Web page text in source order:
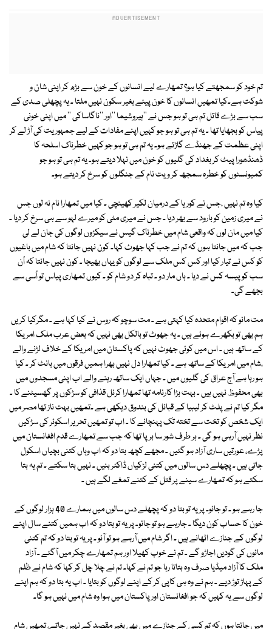
تم خود کو سمجھتے کیا ہو؟ تمھارے لیے انسانوں کے خون سے بڑھ کر اپنی شان و
شوکت ہے۔کیا تمھیں انسانوں کا خون پیئے بغیر سکون نہیں ملتا ۔ یہ پچھلی صدی کے
سب سے بڑے قاتل تم ہی تو ہو جس نے ''ہیروشیما ''اور ''ناگاساکی '' میں اپنی خونی
پیاس کو بجھایا تھا ۔ یہ تم ہی تو ہو جو کہیں اپنے مفادات کے لیے جمہوریت کی آڑ لے کر
اپنی عظمت کے جھنڈے گاڑتے ہو۔ یہ تم ہی تو ہو جو کہیں خطرناک اسلحہ کا
ڈھنڈھورا پیٹ کر بغداد کی گلیوں کو خون میں نہلا دیتے ہو۔ یہ تم ہی تو ہو جو
کمیونسٹوں کو خطرہ سمجھ کر ویت نام کے جنگلوں کو سرخ کر دیتے ہو۔
کیا وہ تم نہیں ،جس نے کوریا کے درمیان لکیر کھینچی ۔ کیا میں تمھارا نام نہ لوں جس
نے میری زمین کو بارود سے بھر دیا ۔ جس نے میری مٹی کو میرے لہو سے ہی سرخ کر دیا ۔
کیا میں مان لوں کہ واقعی شام میں خطرناک گیس نے سیکڑوں لوگوں کی جان لے لی
جب کہ میں جانتا ہوں کہ تم نے جب کہا جھوٹ کہا۔ کون نہیں جانتا کہ شام میں باغیوں
کو کس نے تیار کیا اور کس کس ملک سے لوگوں کو یہاں بھیجا ۔ کون نہیں جانتا کہ اُن
سب کو پیسہ کس نے دیا ۔ ہاں مار دو ۔ تباہ کر دو شام کو ۔ کیوں تمھاری پیاس تو اُسی سے
بجھے گی۔
مت مانو کہ اقوام متحدہ کیا کہتی ہے ۔ مت سوچو کہ روس نے کیا کہا ہے ۔ مگرکیا کریں
ہم بھی تو بکھرے ہوئے ہیں ۔ یہ جھوٹ تو بالکل بھی نہیں کہ بعض عرب ملک امریکا
کے ساتھ ہیں ۔ اس میں کوئی جھوٹ نہیں کہ پاکستان میں امریکا کے خلاف لڑنے والے
،شام میں امریکا کے ساتھ ہے ۔ کیا تمھارا دل نہیں بھرا ہمیں فرقوں میں بانٹ کر ۔ کیا
ہو رہا ہے آج عراق کی گلیوں میں ۔ جہاں ایک ساتھ رہنے والے اب اپنی مسجدوں میں
بھی محفوظ نہیں ہیں ۔ بہت بڑا کارنامہ تھا تمھارا کرنل قذافی کو سڑکوں پر گھسیٹنے کا ۔
مگر کیا تم نے پلٹ کر لیبیا کے قبائل کی بندوق دیکھی ہے ۔تمھیں بہت ناز تھا مصر میں
ایک شخص کو تخت سے تختہ تک پہنچانے کا ۔ اب تو تمھیں تحریر اسکوئر کی سڑکیں
نظر نہیں آرہی ہو گی ۔ ہر طرف شور سا برپا تھا کہ جب سے تمھارے قدم افغانستان میں
پڑے، عورتیں ساری آزاد ہو گئیں ۔ مجھے کچھ بتا دو کہ اب وہاں کتنی بچیاں اسکول
جاتی ہیں ۔ پچھلے دس سالوں میں کتنی لڑکیاں ڈاکٹر بنیں ۔ نہیں بتا سکتے ۔ تم یہ بتا
سکتے ہو کہ تمھارے سینے پر قتل کے کتنے تمغے لگے ہیں ۔
جا رہے ہو ۔ تو جائو۔ پر یہ تو بتا دو کہ پچھلے دس سالوں میں ہمارے 40 ہزار لوگوں کے
خون کا حساب کون دیگا ۔ جارہے ہو تو جائو۔ پر یہ تو بتا دو کہ اب ہمیں کتنے سال اپنے
لوگوں کے جنازے اٹھانے ہیں ۔ اگر شام میں آرہے ہو تو آئو ۔ پر یہ تو بتا دو کہ تم کتنی
مائوں کی گودیں اجاڑو گے ۔ تم نے خوب کھیلا اور ہم تمھارے چکر میں آگئے ۔ آزاد
ملک کا آزاد میڈیا صرف وہ بتاتا رہا جو تم نے کہا۔ تم نے چلا چل کر کہا کہ شام نے ظلم
کے پہاڑ توڑ دیے ۔ ہم نے وہ ہی کاپی کر کے اپنے لوگوں کو بتایا ۔ اب یہ بتا دو کہ ہم اپنے
لوگوں سے یہ کہیں کہ جو افغانستان اور پاکستان میں ہوا وہ شام میں نہیں ہو گا۔
میں جانتا ہوں کہ تم کسی کے جنازے میں بھی بغیر مقصد کے نہیں جاتے، تمھیں شام